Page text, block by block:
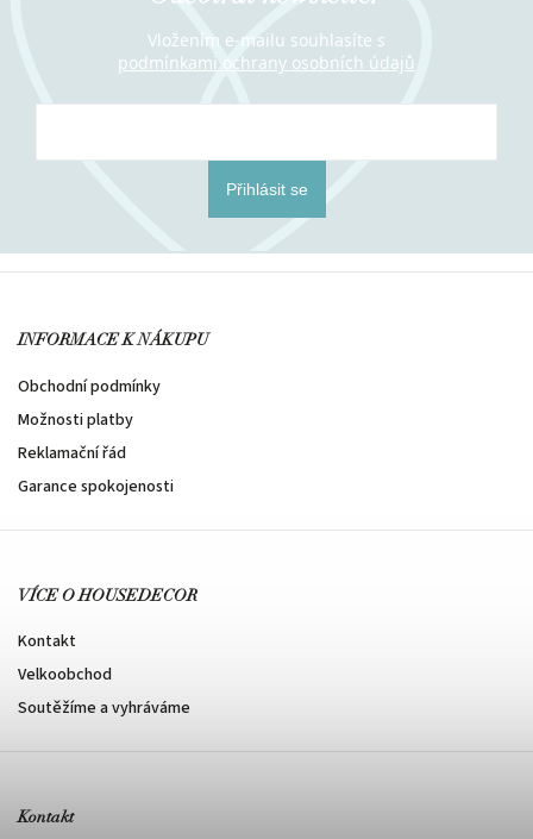
Vložením e-mailu souhlasíte s
podmínkami ochrany osobních údajů
Přihlásit se
INFORMACE K NÁKUPU
Obchodní podmínky
Možnosti platby
Reklamační řád
Garance spokojenosti
VÍCE O HOUSEDECOR
Kontakt
Velkoobchod
Soutěžíme a vyhráváme
Kontakt